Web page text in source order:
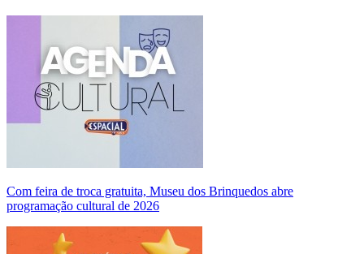
Com feira de troca gratuita, Museu dos Brinquedos abre
programação cultural de 2026